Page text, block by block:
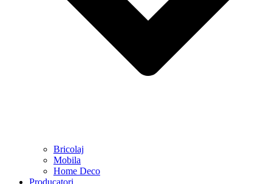
Bricolaj
Mobila
Home Deco
Producatori